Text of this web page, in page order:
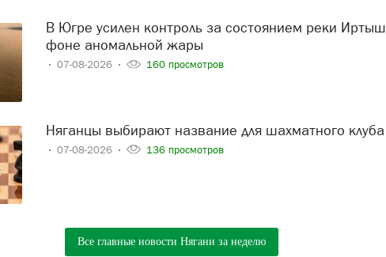
В Югре усилен контроль за состоянием реки Иртыш на
фоне аномальной жары
07-08-2026 160 просмотров
Няганцы выбирают название для шахматного клуба
07-08-2026 136 просмотров
Все главные новости Нягани за неделю